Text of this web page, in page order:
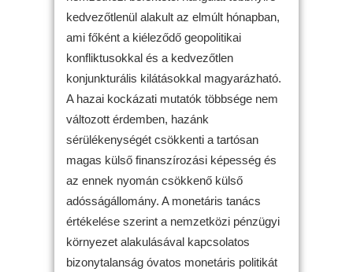
kedvezőtlenül alakult az elmúlt hónapban,
ami főként a kiéleződő geopolitikai
konfliktusokkal és a kedvezőtlen
konjunkturális kilátásokkal magyarázható.
A hazai kockázati mutatók többsége nem
változott érdemben, hazánk
sérülékenységét csökkenti a tartósan
magas külső finanszírozási képesség és
az ennek nyomán csökkenő külső
adósságállomány. A monetáris tanács
értékelése szerint a nemzetközi pénzügyi
környezet alakulásával kapcsolatos
bizonytalanság óvatos monetáris politikát